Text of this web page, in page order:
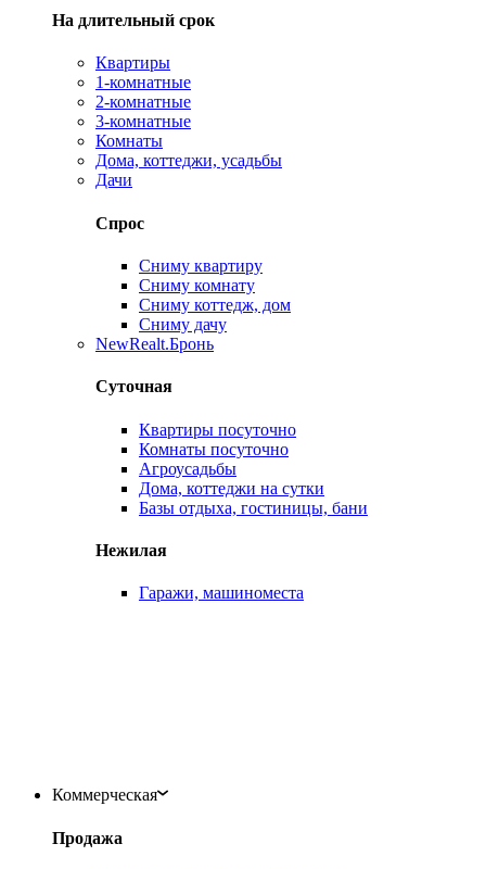
На длительный срок
Квартиры
1-комнатные
2-комнатные
3-комнатные
Комнаты
Дома, коттеджи, усадьбы
Дачи
Спрос
Сниму квартиру
Сниму комнату
Сниму коттедж, дом
Сниму дачу
NewRealt.Бронь
Суточная
Квартиры посуточно
Комнаты посуточно
Агроусадьбы
Дома, коттеджи на сутки
Базы отдыха, гостиницы, бани
Нежилая
Гаражи, машиноместа
Коммерческая
Продажа